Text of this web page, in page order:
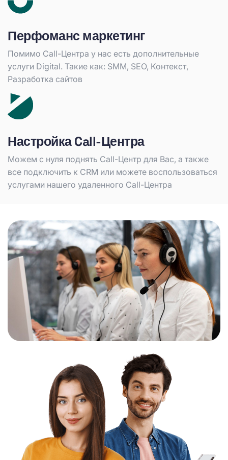
Перфоманс маркетинг
Помимо Call-Центра у нас есть дополнительные
услуги Digital. Такие как: SMM, SEO, Контекст,
Разработка сайтов
Настройка Call-Центра
Можем с нуля поднять Call-Центр для Вас, а также
все подключить к CRM или можете воспользоваться
услугами нашего удаленного Call-Центра